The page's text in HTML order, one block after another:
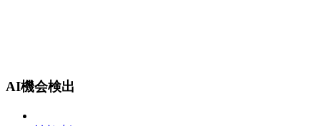
AI機会検出